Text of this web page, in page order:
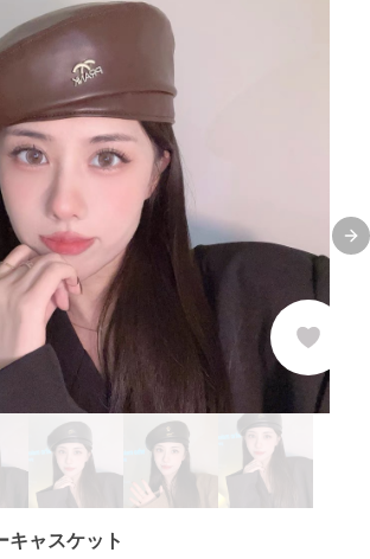
キャスケット